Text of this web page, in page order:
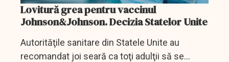
Lovitură grea pentru vaccinul
Johnson&Johnson. Decizia Statelor Unite
Autorităţile sanitare din Statele Unite au
recomandat joi seară ca toţi adulţii să se